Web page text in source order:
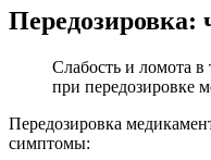
Передозировка:
Слабость и ломота в
при передозировке
Передозировка
симптомы: